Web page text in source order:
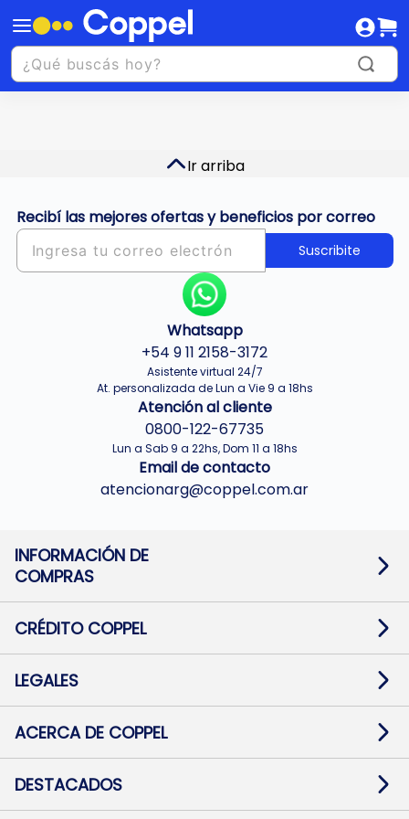
Ir arriba
Recibí las mejores ofertas y beneficios por correo
Suscribite
Whatsapp
+54 9 11 2158-3172
Asistente virtual 24/7
At. personalizada de Lun a Vie 9 a 18hs
Atención al cliente
0800-122-67735
Lun a Sab 9 a 22hs, Dom 11 a 18hs
Email de contacto
atencionarg@coppel.com.ar
INFORMACIÓN DE
COMPRAS
Términos y condiciones
Botón de arrepentimiento
Mapa de sitio
CRÉDITO COPPEL
Solicitar Crédito
Medios de Pago
Pago Fácil Online
LEGALES
Baja contratos
Defensa al consumidor CABA
ACERCA DE COPPEL
Trabajá con Nosotros
Preguntas Frecuentes
DESTACADOS